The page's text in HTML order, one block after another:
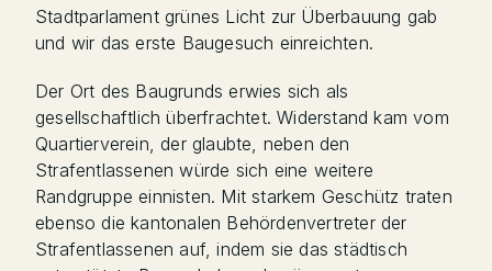
Stadtparlament grünes Licht zur Überbauung gab
und wir das erste Baugesuch einreichten.
Der Ort des Baugrunds erwies sich als
gesellschaftlich überfrachtet. Widerstand kam vom
Quartierverein, der glaubte, neben den
Strafentlassenen würde sich eine weitere
Randgruppe einnisten. Mit starkem Geschütz traten
ebenso die kantonalen Behördenvertreter der
Strafentlassenen auf, indem sie das städtisch